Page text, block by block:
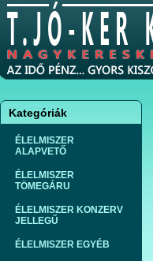
Kategóriák
ÉLELMISZER
ALAPVETŐ
ÉLELMISZER
TÖMEGÁRU
ÉLELMISZER KONZERV
JELLEGŰ
ÉLELMISZER EGYÉB